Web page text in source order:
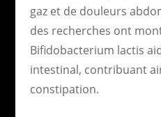
gaz et de douleurs
des recherches ont
Bifidobacterium lactis
intestinal, contribuant
constipation.